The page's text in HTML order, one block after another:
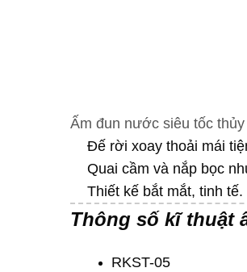
Ấm đun nước siêu tốc
Đế rời xoay thoải mái
Quai cầm và nắp bọc
Thiết kế bắt mắt, tinh tế.
Thông số kĩ thuật
RKST-05